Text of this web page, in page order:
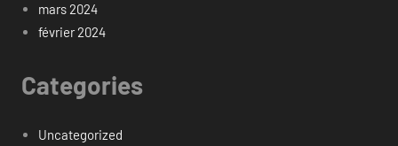
mars 2024
février 2024
Categories
Uncategorized